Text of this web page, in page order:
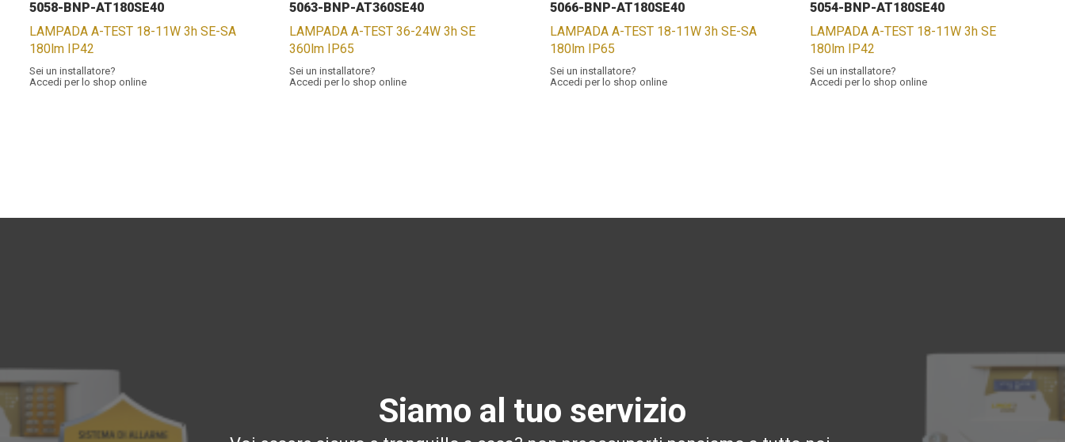
5058-BNP-AT180SE40
LAMPADA A-TEST 18-11W 3h SE-SA
180lm IP42
Sei un installatore?
Accedi per lo shop online
5063-BNP-AT360SE40
LAMPADA A-TEST 36-24W 3h SE
360lm IP65
Sei un installatore?
Accedi per lo shop online
5066-BNP-AT180SE40
LAMPADA A-TEST 18-11W 3h SE-SA
180lm IP65
Sei un installatore?
Accedi per lo shop online
5054-BNP-AT180SE40
LAMPADA A-TEST 18-11W 3h SE
180lm IP42
Sei un installatore?
Accedi per lo shop online
Siamo al tuo servizio